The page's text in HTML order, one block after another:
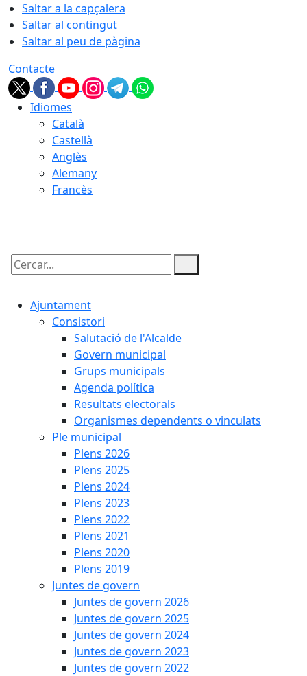
Saltar a la capçalera
Saltar al contingut
Saltar al peu de pàgina
Contacte
Idiomes
Català
Castellà
Anglès
Alemany
Francès
Cercar:
Ajuntament
Consistori
Salutació de l'Alcalde
Govern municipal
Grups municipals
Agenda política
Resultats electorals
Organismes dependents o vinculats
Ple municipal
Plens 2026
Plens 2025
Plens 2024
Plens 2023
Plens 2022
Plens 2021
Plens 2020
Plens 2019
Juntes de govern
Juntes de govern 2026
Juntes de govern 2025
Juntes de govern 2024
Juntes de govern 2023
Juntes de govern 2022